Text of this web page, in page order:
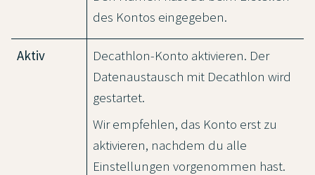
des Kontos eingegeben.
Aktiv
Decathlon-Konto aktivieren. Der
Datenaustausch mit Decathlon wird
gestartet.
Wir empfehlen, das Konto erst zu
aktivieren, nachdem du alle
Einstellungen vorgenommen hast.